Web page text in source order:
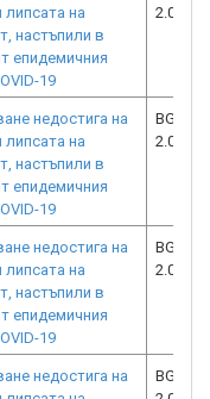
липсата на
настъпили в
епидемичния
19
2.073-
недостига на
липсата на
настъпили в
епидемичния
19
2.073-
недостига на
липсата на
настъпили в
епидемичния
19
2.073-
недостига на